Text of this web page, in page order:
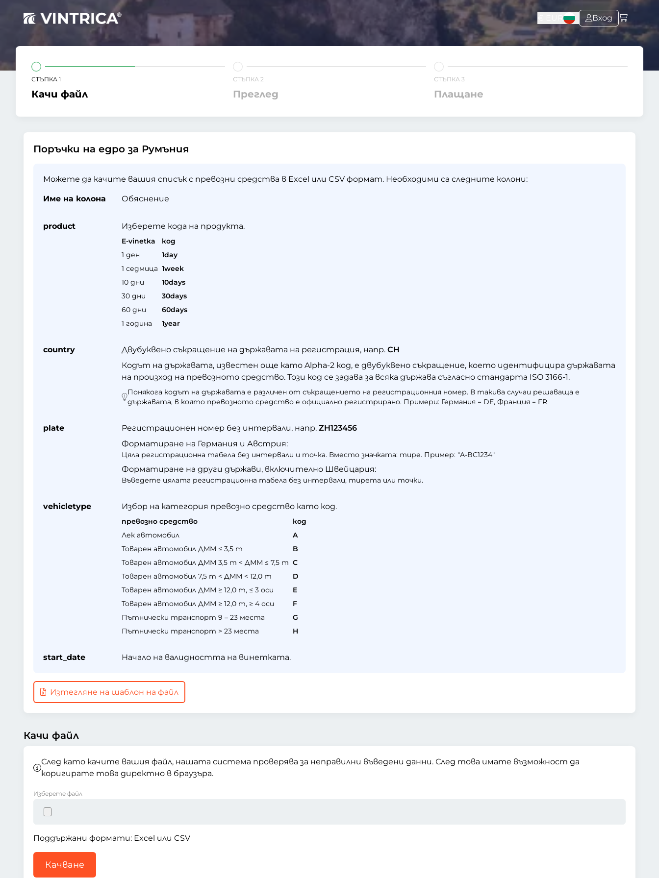
Вход
СТЪПКА 1
Качи файл
СТЪПКА 2
Преглед
СТЪПКА 3
Плащане
Поръчки на едро за Румъния
Можете да качите вашия списък с превозни средства в Excel или CSV формат. Необходими са следните колони:
Име на колона Обяснение
product Изберете кода на продукта.
E-vinetka
код
1 ден
1day
1 седмица 1week
10 дни
10days
30 дни
30days
60 дни
60days
1 година
1year
country Двубуквено съкращение на държавата на регистрация, напр. CH
Кодът на държавата, известен още като Alpha-2 код, е двубуквено съкращение, което идентифицира държавата
на произход на превозното средство. Този код се задава за всяка държава съгласно стандарта ISO 3166-1.
Понякога кодът на държавата е различен от съкращението на регистрационния номер. В такива случаи решаваща е
държавата, в която превозното средство е официално регистрирано. Примери: Германия = DE, Франция = FR
plate Регистрационен номер без интервали, напр. ZH123456
Форматиране на Германия и Австрия:
Цяла регистрационна табела без интервали и точка. Вместо значката: тире. Пример: "A-BC1234"
Форматиране на други държави, включително Швейцария:
Въведете цялата регистрационна табела без интервали, тирета или точки.
vehicletype Избор на категория превозно средство като код.
превозно средство
код
Лек автомобил
A
Товарен автомобил ДММ ≤ 3,5 т
B
Товарен автомобил ДММ 3,5 т < ДММ ≤ 7,5 т C
Товарен автомобил 7,5 т < ДММ < 12,0 т
D
Товарен автомобил ДММ ≥ 12,0 т, ≤ 3 оси
E
Товарен автомобил ДММ ≥ 12,0 т, ≥ 4 оси
F
Пътнически транспорт 9 – 23 места
G
Пътнически транспорт > 23 места
H
start_date Начало на валидността на винетката.
Изтегляне на шаблон на файл
Качи файл
След като качите вашия файл, нашата система проверява за неправилни въведени данни. След това имате възможност да
коригирате това директно в браузъра.
Изберете файл
Поддържани формати: Excel или CSV
Качване